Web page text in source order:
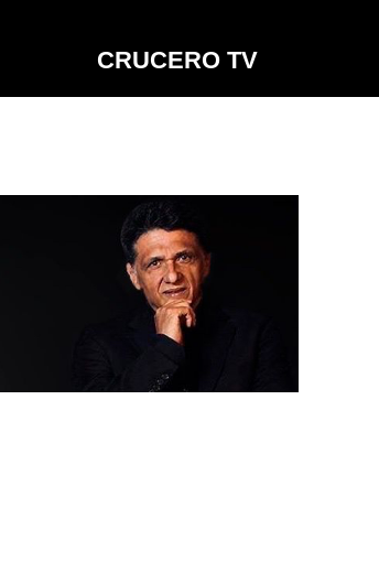
CRUCERO TV